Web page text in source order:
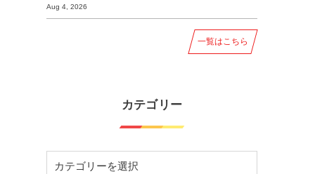
Aug 4, 2026
一覧はこちら
カテゴリー